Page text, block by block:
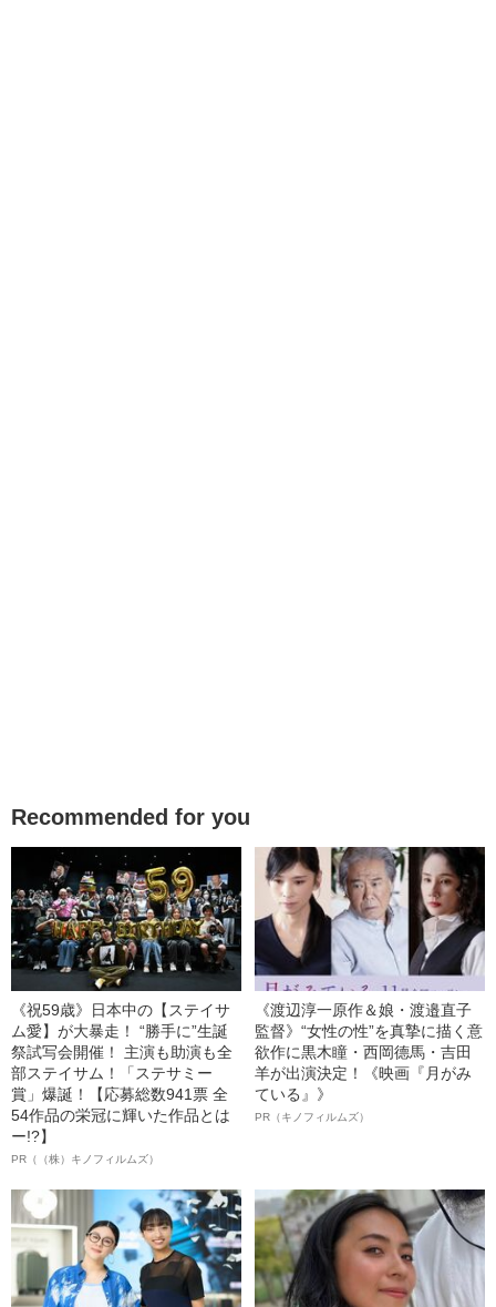
Recommended for you
《祝59歳》日本中の【ステイサ
ム愛】が大暴走！ “勝手に”生誕
祭試写会開催！ 主演も助演も全
部ステイサム！「ステサミー
賞」爆誕！【応募総数941票 全
54作品の栄冠に輝いた作品とは
ー!?】
PR（（株）キノフィルムズ）
《渡辺淳一原作＆娘・渡邉直子
監督》“女性の性”を真摯に描く意
欲作に黒木瞳・西岡德馬・吉田
羊が出演決定！《映画『月がみ
ている』》
PR（キノフィルムズ）